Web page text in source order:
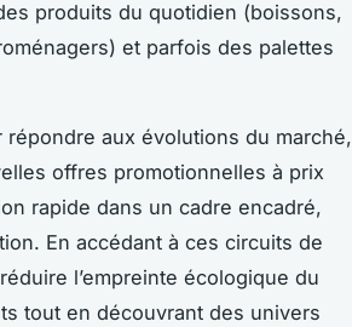
produits du quotidien (boissons,
et parfois des palettes
aux évolutions du marché,
offres promotionnelles à prix
rapide dans un cadre encadré,
En accédant à ces circuits de
l’empreinte écologique du
tout en découvrant des univers